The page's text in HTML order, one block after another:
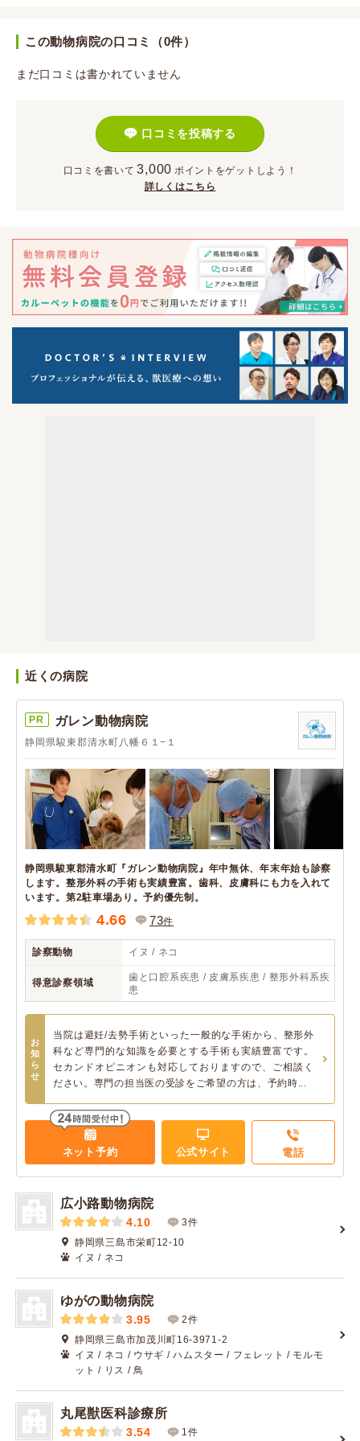
この動物病院の口コミ（0件）
まだ口コミは書かれていません
口コミを投稿する
口コミを書いて 3,000 ポイント をゲットしよう！
詳しくはこちら
近くの病院
PR ガレン動物病院
静岡県駿東郡清水町八幡６１−１
静岡県駿東郡清水町『ガレン動物病院』年中無休、年末年始も診察
します。整形外科の手術も実績豊富。歯科、皮膚科にも力を入れて
います。第2駐車場あり。予約優先制。
4.66 73件
診察動物 イヌ / ネコ
得意診察領域
歯と口腔系疾患 / 皮膚系疾患 / 整形外科系疾
患
お
知
ら
せ
当院は避妊/去勢手術といった一般的な手術から、整形外
科など専門的な知識を必要とする手術も実績豊富です。
セカンドオピニオンも対応しておりますので、ご相談く
ださい。専門の担当医の受診をご希望の方は、予約時...
ネット予約 公式サイト 電話
広小路動物病院
4.10
3件
静岡県三島市栄町12-10
イヌ / ネコ
ゆがの動物病院
3.95
2件
静岡県三島市加茂川町16-3971-2
イヌ / ネコ / ウサギ / ハムスター / フェレット / モルモ
ット / リス / 鳥
丸尾獣医科診療所
3.54 1件